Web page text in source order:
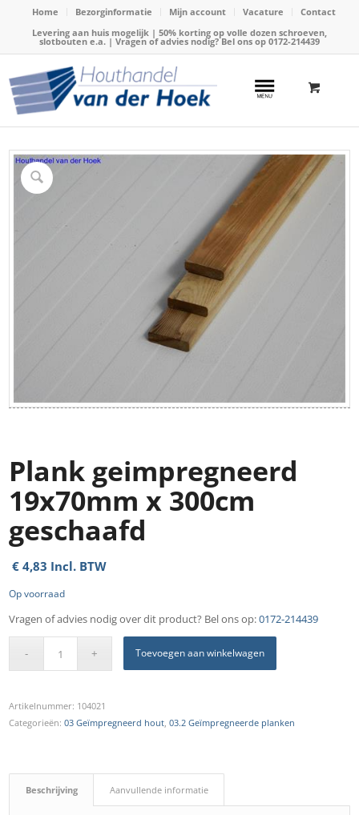
Home Bezorginformatie Mijn account Vacature
Contact
Levering aan huis mogelijk | 50% korting op volle dozen schroeven,
slotbouten e.a. | Vragen of advies nodig? Bel ons op 0172-214439
Home / Webshop / Geïmpregneerd hout / Geïmpregneerde planken
/
Plank geimpregneerd 19x70mm x 300cm geschaafd
Plank geimpregneerd
19x70mm x 300cm
geschaafd
€ 4,83 Incl. BTW
Op voorraad
Vragen of advies nodig over dit product? Bel ons op:0172-214439
Toevoegen aan winkelwagen
Artikelnummer: 104021
Categorieën:03 Geïmpregneerd hout,03.2 Geïmpregneerde planken
Beschrijving Aanvullende informatie